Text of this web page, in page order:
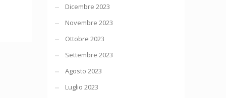
Dicembre 2023
Novembre 2023
Ottobre 2023
Settembre 2023
Agosto 2023
Luglio 2023